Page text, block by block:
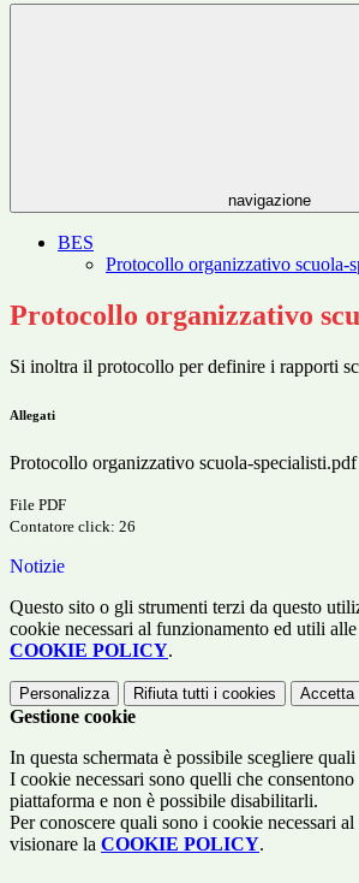
navigazione
BES
Protocollo organizzativo scuola-
Protocollo organizzativo
Si inoltra il protocollo per definire i rapporti
Allegati
Protocollo organizzativo scuola-specialisti.pdf
File PDF
Contatore click: 26
Notizie
Questo sito o gli strumenti terzi da questo
cookie necessari al funzionamento ed utili
COOKIE POLICY.
Personalizza Rifiuta tutti i cookies Accetta
Gestione cookie
In questa schermata è possibile scegliere
I cookie necessari sono quelli che
piattaforma e non è possibile disabilitarli.
Per conoscere quali sono i cookie necessari
visionare la COOKIE POLICY.